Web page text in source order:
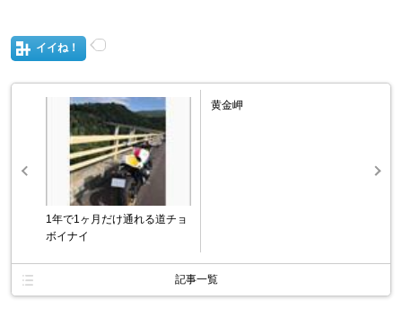
イイね！
1年で1ヶ月だけ通れる道チョ
ボイナイ
黄金岬
記事一覧